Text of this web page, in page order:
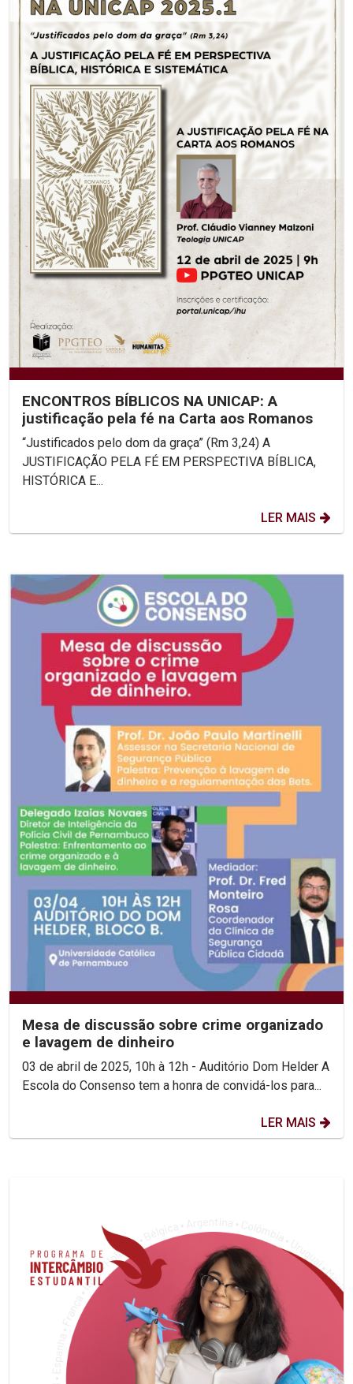
ENCONTROS BÍBLICOS NA UNICAP: A
justificação pela fé na Carta aos Romanos
“Justificados pelo dom da graça” (Rm 3,24) A
JUSTIFICAÇÃO PELA FÉ EM PERSPECTIVA BÍBLICA,
HISTÓRICA E...
LER MAIS
Mesa de discussão sobre crime organizado
e lavagem de dinheiro
03 de abril de 2025, 10h à 12h - Auditório Dom Helder A
Escola do Consenso tem a honra de convidá-los para...
LER MAIS